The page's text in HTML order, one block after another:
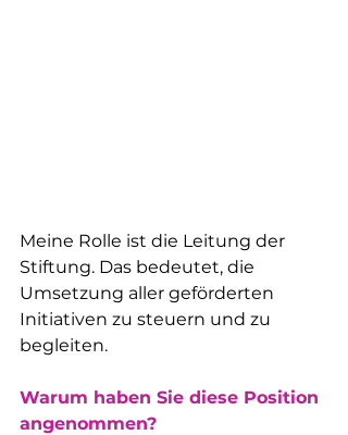
Meine Rolle ist die Leitung der
Stiftung. Das bedeutet, die
Umsetzung aller geförderten
Initiativen zu steuern und zu
begleiten.
Warum haben Sie diese Position
angenommen?